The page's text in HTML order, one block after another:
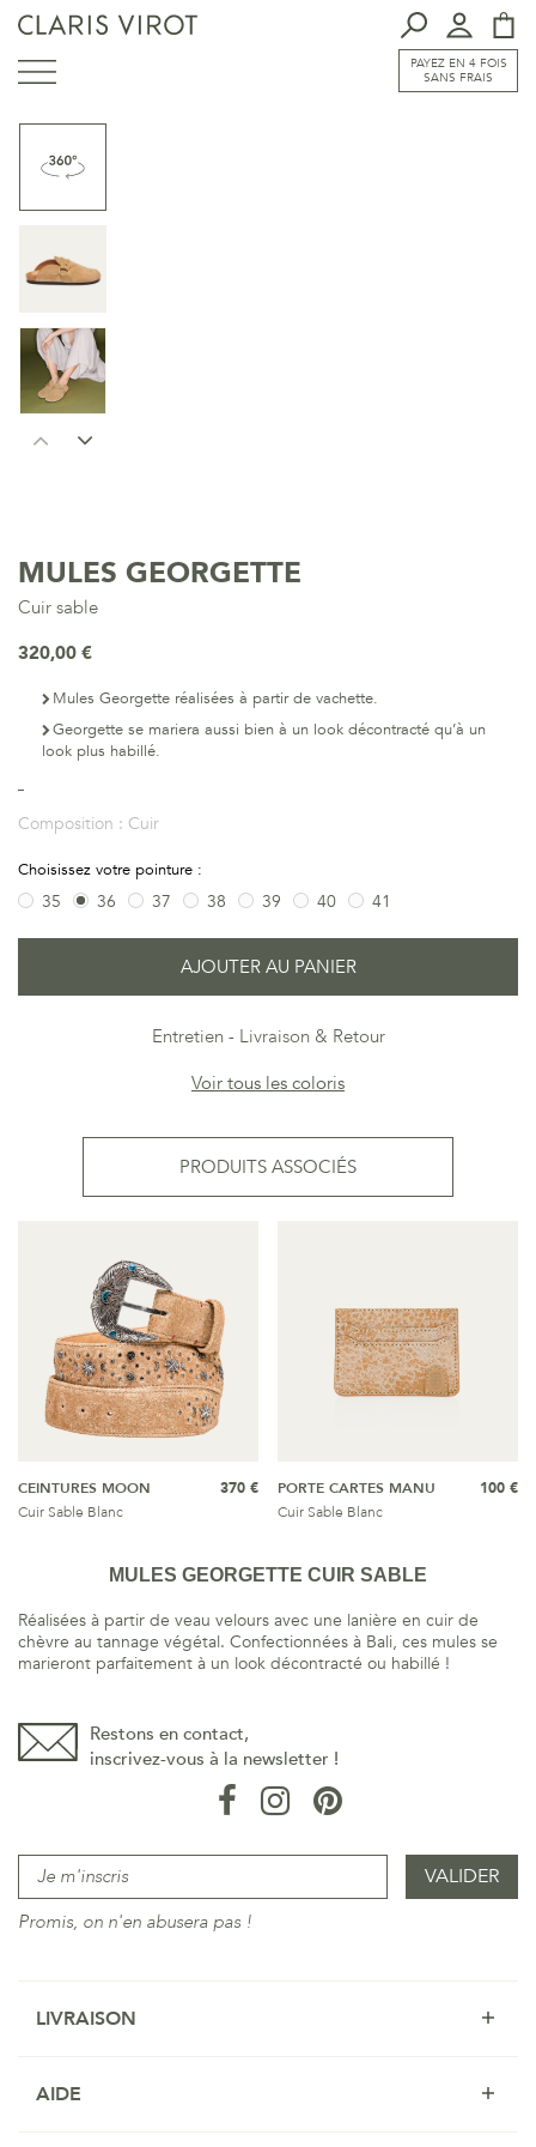
PAYEZ EN 4 FOIS
SANS FRAIS
MULES GEORGETTE
Cuir sable
320,00 €
Mules Georgette réalisées à partir de vachette.
Georgette se mariera aussi bien à un look décontracté qu’à un
look plus habillé.
Composition : Cuir
Choisissez votre pointure :
35 36 37 38 39 40 41
AJOUTER AU PANIER
Entretien
Livraison & Retour
Voir tous les coloris
PRODUITS ASSOCIÉS
CEINTURES MOON
Cuir Sable Blanc
370 €
PORTE CARTES MANU
Cuir Sable Blanc
100 €
MULES GEORGETTE CUIR SABLE
Réalisées à partir de veau velours avec une lanière en cuir de
chèvre au tannage végétal. Confectionnées à Bali, ces mules se
marieront parfaitement à un look décontracté ou habillé !
Restons en contact,
inscrivez-vous à la newsletter !
Promis, on n'en abusera pas !
LIVRAISON
AIDE